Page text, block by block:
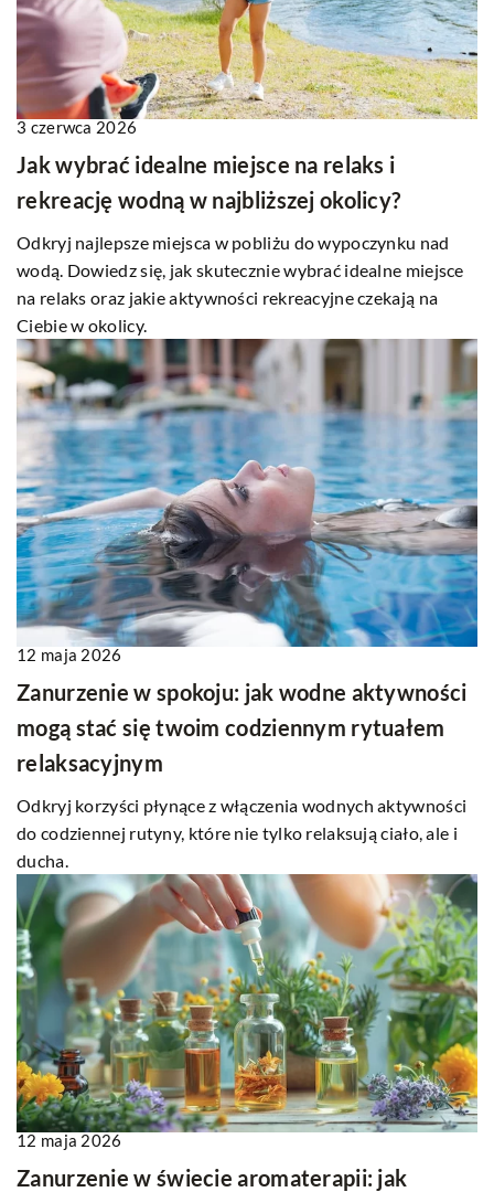
3 czerwca 2026
Jak wybrać idealne miejsce na relaks i
rekreację wodną w najbliższej okolicy?
Odkryj najlepsze miejsca w pobliżu do wypoczynku nad
wodą. Dowiedz się, jak skutecznie wybrać idealne miejsce
na relaks oraz jakie aktywności rekreacyjne czekają na
Ciebie w okolicy.
12 maja 2026
Zanurzenie w spokoju: jak wodne aktywności
mogą stać się twoim codziennym rytuałem
relaksacyjnym
Odkryj korzyści płynące z włączenia wodnych aktywności
do codziennej rutyny, które nie tylko relaksują ciało, ale i
ducha.
12 maja 2026
Zanurzenie w świecie aromaterapii: jak